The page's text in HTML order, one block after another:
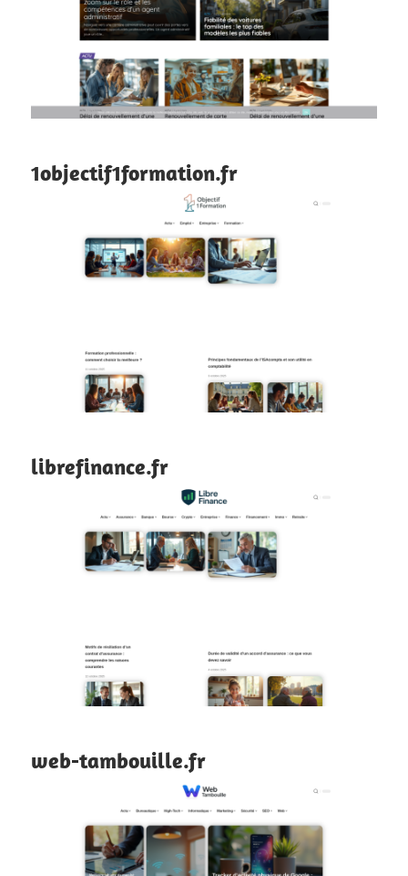
1objectif1formation.fr
librefinance.fr
web-tambouille.fr